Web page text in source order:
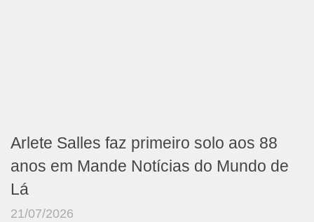
Arlete Salles faz primeiro solo aos 88
anos em Mande Notícias do Mundo de
Lá
21/07/2026